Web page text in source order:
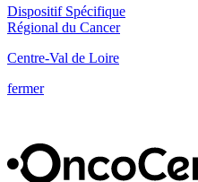
Dispositif Spécifique
Régional du Cancer
Centre-Val de Loire
fermer